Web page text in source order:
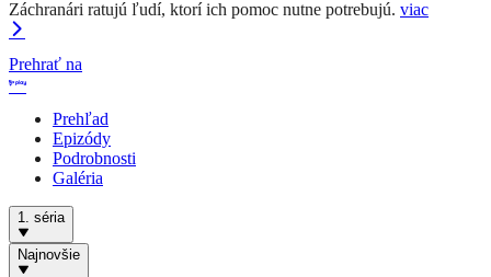
Záchranári ratujú ľudí, ktorí ich pomoc nutne potrebujú. viac
Prehrať na
Prehľad
Epizódy
Podrobnosti
Galéria
1. séria
Najnovšie